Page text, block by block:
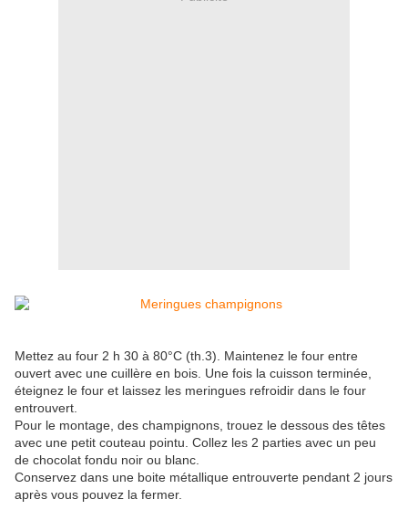
Mettez au four 2 h 30 à 80°C (th.3). Maintenez le four entre
ouvert avec une cuillère en bois. Une fois la cuisson terminée,
éteignez le four et laissez les meringues refroidir dans le four
entrouvert.
Pour le montage, des champignons, trouez le dessous des têtes
avec une petit couteau pointu. Collez les 2 parties avec un peu
de chocolat fondu noir ou blanc.
Conservez dans une boite métallique entrouverte pendant 2 jours
après vous pouvez la fermer.